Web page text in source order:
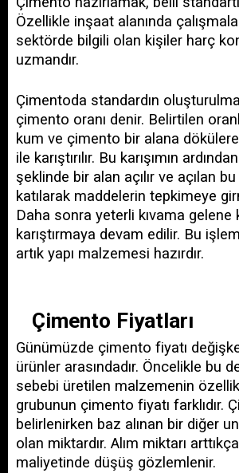
Özellikle inşaat alanında
sektörde bilgili olan kişiler harç
uzmandır.
Çimentoda standardın
çimento oranı denir. Belirtilen
kum ve çimento bir alana
ile karıştırılır. Bu karışımın
şeklinde bir alan açılır ve açılan
katılarak maddelerin tepkimeye
Daha sonra yeterli kıvama gelene
karıştırmaya devam edilir. Bu
artık yapı malzemesi hazırdır.
Çimento Fiyatları
Günümüzde çimento fiyatı
ürünler arasındadır. Öncelikle bu
sebebi üretilen malzemenin
grubunun çimento fiyatı farklıdır.
belirlenirken baz alınan bir diğer
olan miktardır. Alım miktarı
maliyetinde düşüş gözlemlenir.